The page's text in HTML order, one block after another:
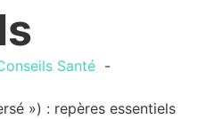
Santé
») : repères essentiels